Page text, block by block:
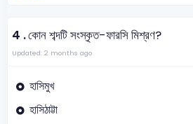
4 .কোন শব্দটি সংস্কৃত-ফারসি মিশ্রণ?
Updated: 2 months ago
হাসিমুখ
হাসিঠাট্টা